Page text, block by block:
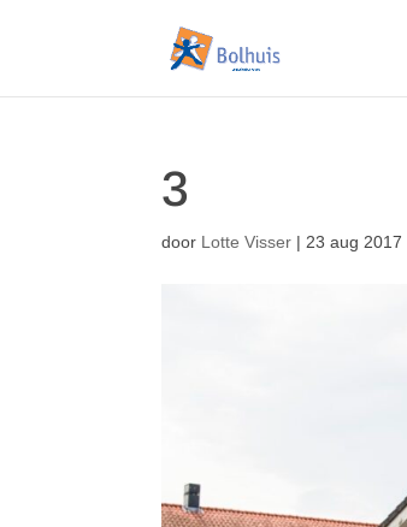
3
door Lotte Visser | 23 aug 2017